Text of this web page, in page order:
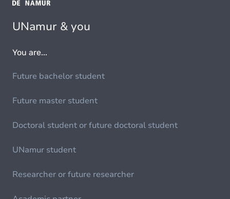
UNamur & you
You are...
Future bachelor student
Future master student
Doctoral student or future doctoral student
UNamur student
Researcher or future researcher